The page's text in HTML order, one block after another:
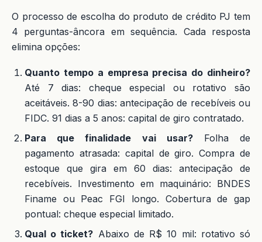
O processo de escolha do produto de crédito PJ tem
4 perguntas-âncora em sequência. Cada resposta
elimina opções:
Quanto tempo a empresa precisa do dinheiro?
Até 7 dias: cheque especial ou rotativo são
aceitáveis. 8-90 dias: antecipação de recebíveis ou
FIDC. 91 dias a 5 anos: capital de giro contratado.
Para que finalidade vai usar?Folha de
pagamento atrasada: capital de giro. Compra de
estoque que gira em 60 dias: antecipação de
recebíveis. Investimento em maquinário: BNDES
Finame ou Peac FGI longo. Cobertura de gap
pontual: cheque especial limitado.
Qual o ticket? Abaixo de R$ 10 mil: rotativo só